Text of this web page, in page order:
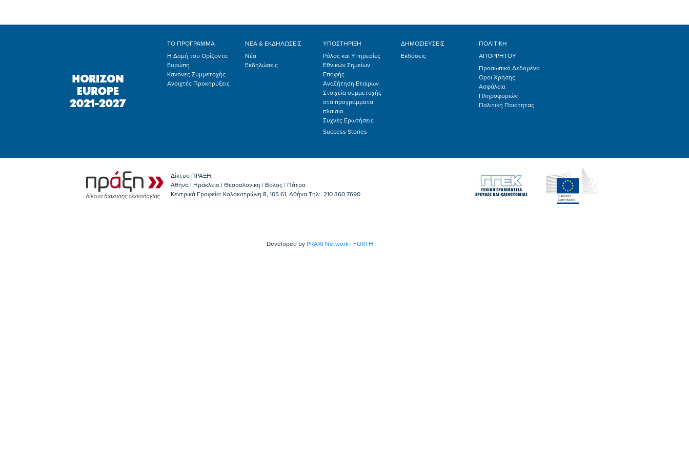
ΤΟ ΠΡΟΓΡΑΜΜΑ
Η Δομή του Ορίζοντα
Ευρώπη
Κανόνες Συμμετοχής
Ανοιχτές Προκηρύξεις
ΝΕΑ & ΕΚΔΗΛΩΣΕΙΣ
Νέα
Εκδηλώσεις
ΥΠΟΣΤΗΡΙΞΗ
Ρόλος και Υπηρεσίες
Εθνικών Σημείων
Επαφής
Αναζήτηση Εταίρων
Στοιχεία συμμετοχής
στα προγράμματα
πλαίσιο
Συχνές Ερωτήσεις
Success Stories
ΔΗΜΟΣΙΕΥΣΕΙΣ
Εκδόσεις
ΠΟΛΙΤΙΚΗ
ΑΠΟΡΡΗΤΟΥ
Προσωπικά Δεδομένα
Όροι Χρήσης
Ασφάλεια
Πληροφοριών
Πολιτική Ποιότητας
Δίκτυο ΠΡΑΞΗ:
Αθήνα | Ηράκλειο | Θεσσαλονίκη | Βόλος | Πάτρα
Κεντρικά Γραφεία: Kολοκοτρώνη 8, 105 61, Αθήνα Τηλ:. 210 360 7690
Developed by PRAXI Network | FORTH